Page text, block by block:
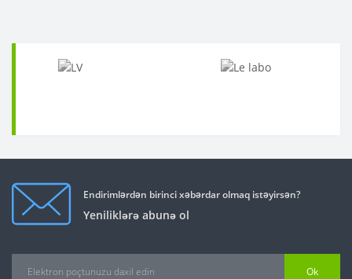
Endirimlərdən birinci xəbərdar olmaq istəyirsən?
Yeniliklərə abunə ol
Ok